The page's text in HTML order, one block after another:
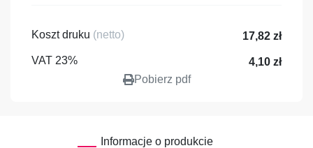
Koszt druku (netto) 17,82 zł
VAT 23%
4,10 zł
Pobierz pdf
Informacje o produkcie